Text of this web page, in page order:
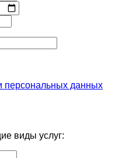
персональных данных
виды услуг: